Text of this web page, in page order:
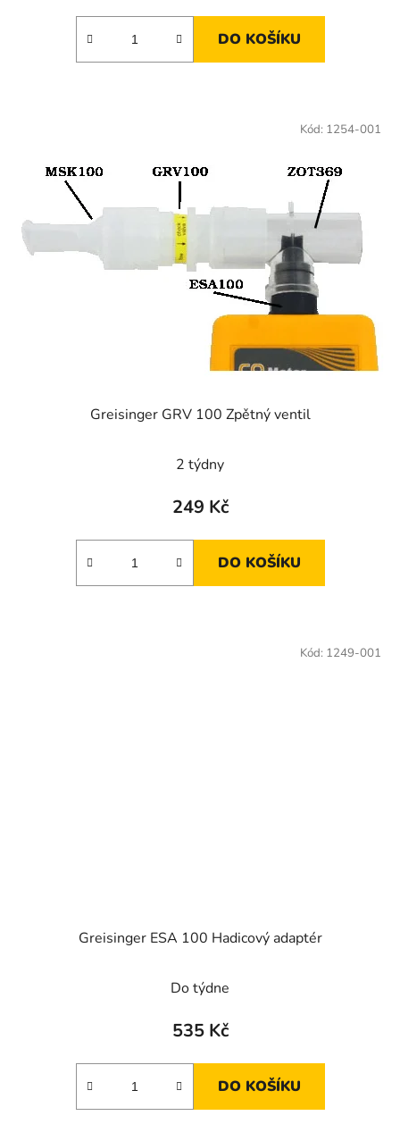
DO KOŠÍKU
Greisinger GRV 100 Zpětný ventil
2 týdny
249 Kč
DO KOŠÍKU
Kód: 1254-001
Greisinger ESA 100 Hadicový adaptér
Do týdne
535 Kč
DO KOŠÍKU
Kód: 1249-001